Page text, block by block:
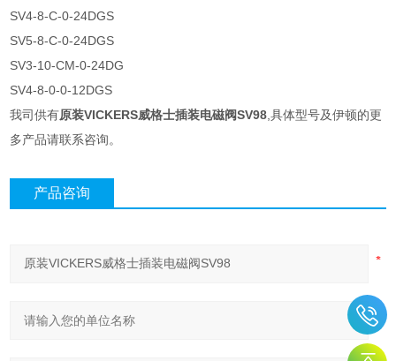
SV4-8-C-0-24DGS
SV5-8-C-0-24DGS
SV3-10-CM-0-24DG
SV4-8-0-0-12DGS
我司供有原装VICKERS威格士插装电磁阀SV98 ,具体型号及伊顿的更
多产品请联系咨询。
产品咨询